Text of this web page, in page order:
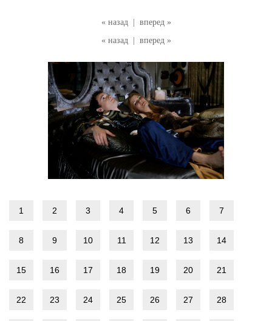
« назад
вперед »
« назад
вперед »
1 2 3 4 5 6 7
8 9 10 11 12 13 14
15 16 17 18 19 20 21
22 23 24 25 26 27 28